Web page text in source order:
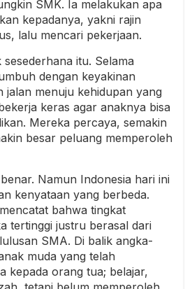
SMK. Ia melakukan apa
kepadanya, yakni rajin
lalu mencari pekerjaan.
itu. Selama
dengan keyakinan
jalan menuju kehidupan yang
keras agar anaknya bisa
Mereka percaya, semakin
besar peluang memperoleh
Namun Indonesia hari ini
kenyataan yang berbeda.
bahwa tingkat
tertinggi justru berasal dari
SMA. Di balik angka-
muda yang telah
kepada orang tua; belajar,